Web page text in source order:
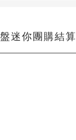
盤迷你團購結算